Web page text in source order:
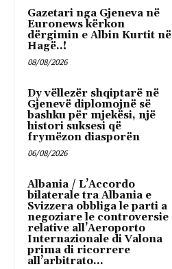
Gazetari nga Gjeneva në
Euronews kërkon
dërgimin e Albin Kurtit në
Hagë..!
08/08/2026
Dy vëllezër shqiptarë në
Gjenevë diplomojnë së
bashku për mjekësi, një
histori suksesi që
frymëzon diasporën
06/08/2026
Albania / L’Accordo
bilaterale tra Albania e
Svizzera obbliga le parti a
negoziare le controversie
relative all’Aeroporto
Internazionale di Valona
prima di ricorrere
all’arbitrato...